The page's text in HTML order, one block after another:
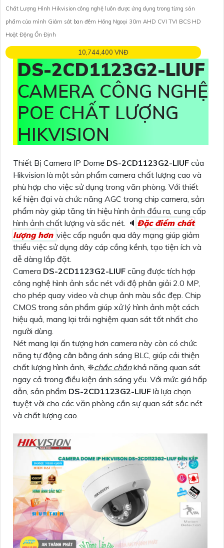
Chất Lượng Hình Hikvision công nghệ luôn được ứng dụng trong từng sản
phẩm của mình Giám sát ban đêm Hồng Ngoại 30m AHD CVI TVI BCS HD
Hoặt Động Ổn Định
10,744,400 VNĐ
DS-2CD1123G2-LIUF
CAMERA CÔNG NGHỆ
POE CHẤT LƯỢNG
HIKVISION
Thiết Bị Camera IP Dome DS-2CD1123G2-LIUF của
Hikvision là một sản phẩm camera chất lượng cao và
phù hợp cho việc sử dụng trong văn phòng. Với thiết
kế hiện đại và chức năng AGC trong chip camera, sản
phẩm này giúp tăng tín hiệu hình ảnh đầu ra, cung cấp
hình ảnh chất lượng và sắc nét. 🔈 Đặc điểm chất
lượng hơn việc cấp nguồn qua dây mạng giúp giảm
thiểu việc sử dụng dây cáp cồng kềnh, tạo tiện ích và
dễ dàng lắp đặt.
Camera DS-2CD1123G2-LIUF cũng được tích hợp
công nghệ hình ảnh sắc nét với độ phân giải 2.0 MP,
cho phép quay video và chụp ảnh màu sắc đẹp. Chip
CMOS trong sản phẩm giúp xử lý hình ảnh một cách
hiệu quả, mang lại trải nghiệm quan sát tốt nhất cho
người dùng.
Nét mang lại ấn tượng hơn camera này còn có chức
năng tự động cân bằng ánh sáng BLC, giúp cải thiện
chất lượng hình ảnh, ❈chắc chắnkhả năng quan sát
ngay cả trong điều kiện ánh sáng yếu. Với mức giá hấp
dẫn, sản phẩm DS-2CD1123G2-LIUF là lựa chọn
tuyệt vời cho các văn phòng cần sự quan sát sắc nét
và chất lượng cao.